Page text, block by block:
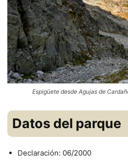
Espigüete desde Agujas de
Datos del parque
Declaración: 06/2000